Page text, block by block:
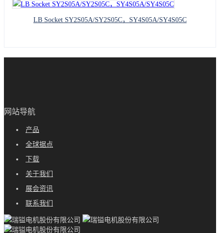
LB Socket SY2S05A/SY2S05C，SY4S05A/SY4S05C
网站导航
产品
全球据点
下载
关于我们
展会资讯
联系我们